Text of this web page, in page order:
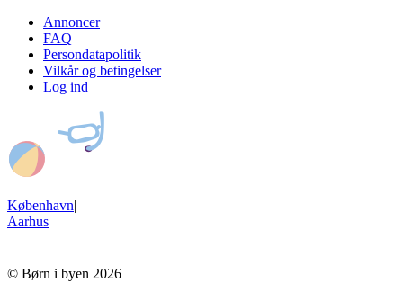
Annoncer
FAQ
Persondatapolitik
Vilkår og betingelser
Log ind
København|
Aarhus
© Børn i byen 2026